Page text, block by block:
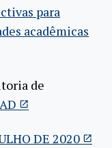
para
acadêmicas
de
DE 2020